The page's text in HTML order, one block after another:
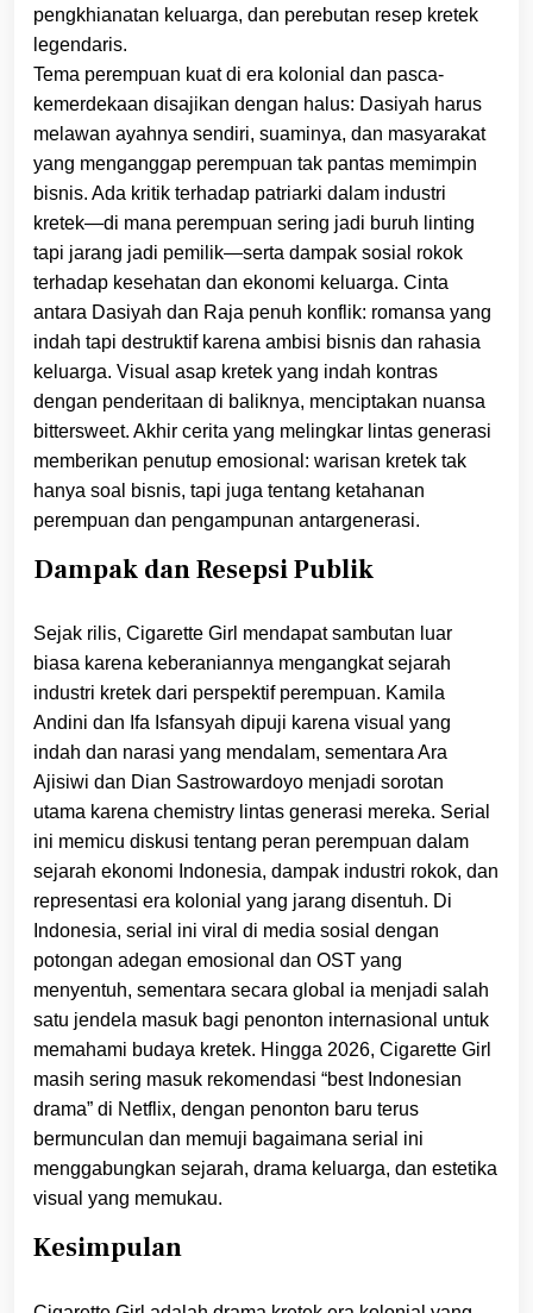
pengkhianatan keluarga, dan perebutan resep kretek
legendaris.
Tema perempuan kuat di era kolonial dan pasca-
kemerdekaan disajikan dengan halus: Dasiyah harus
melawan ayahnya sendiri, suaminya, dan masyarakat
yang menganggap perempuan tak pantas memimpin
bisnis. Ada kritik terhadap patriarki dalam industri
kretek—di mana perempuan sering jadi buruh linting
tapi jarang jadi pemilik—serta dampak sosial rokok
terhadap kesehatan dan ekonomi keluarga. Cinta
antara Dasiyah dan Raja penuh konflik: romansa yang
indah tapi destruktif karena ambisi bisnis dan rahasia
keluarga. Visual asap kretek yang indah kontras
dengan penderitaan di baliknya, menciptakan nuansa
bittersweet. Akhir cerita yang melingkar lintas generasi
memberikan penutup emosional: warisan kretek tak
hanya soal bisnis, tapi juga tentang ketahanan
perempuan dan pengampunan antargenerasi.
Dampak dan Resepsi Publik
Sejak rilis, Cigarette Girl mendapat sambutan luar
biasa karena keberaniannya mengangkat sejarah
industri kretek dari perspektif perempuan. Kamila
Andini dan Ifa Isfansyah dipuji karena visual yang
indah dan narasi yang mendalam, sementara Ara
Ajisiwi dan Dian Sastrowardoyo menjadi sorotan
utama karena chemistry lintas generasi mereka. Serial
ini memicu diskusi tentang peran perempuan dalam
sejarah ekonomi Indonesia, dampak industri rokok, dan
representasi era kolonial yang jarang disentuh. Di
Indonesia, serial ini viral di media sosial dengan
potongan adegan emosional dan OST yang
menyentuh, sementara secara global ia menjadi salah
satu jendela masuk bagi penonton internasional untuk
memahami budaya kretek. Hingga 2026, Cigarette Girl
masih sering masuk rekomendasi “best Indonesian
drama” di Netflix, dengan penonton baru terus
bermunculan dan memuji bagaimana serial ini
menggabungkan sejarah, drama keluarga, dan estetika
visual yang memukau.
Kesimpulan